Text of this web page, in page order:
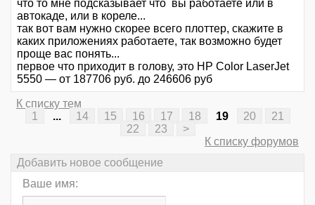
что то мне подсказывает что вы работаете или в
автокаде, или в кореле...
так вот вам нужно скорее всего плоттер, скажите в
каких приложениях работаете, так возможно будет
проще вас понять...
первое что приходит в голову, это HP Color LaserJet
5550 — от 187706 руб. до 246606 руб
К списку тем
1
... 14 15 16 17 18 19 20
21
22
23
>
К списку форумов
Добавить новое сообщение
Ваше имя: